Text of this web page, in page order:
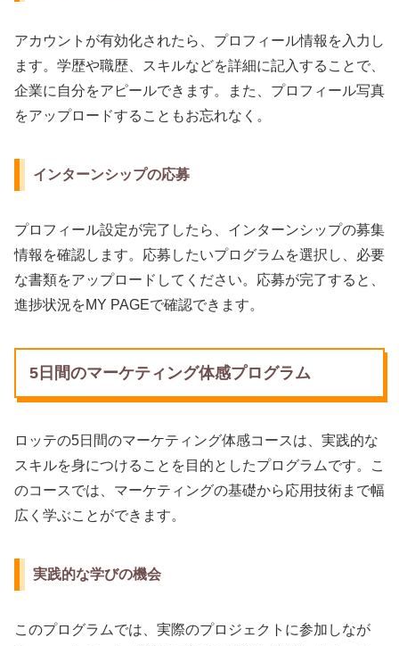
アカウントが有効化されたら、プロフィール情報を入力し
ます。学歴や職歴、スキルなどを詳細に記入することで、
企業に自分をアピールできます。また、プロフィール写真
をアップロードすることもお忘れなく。
インターンシップの応募
プロフィール設定が完了したら、インターンシップの募集
情報を確認します。応募したいプログラムを選択し、必要
な書類をアップロードしてください。応募が完了すると、
進捗状況をMY PAGEで確認できます。
5日間のマーケティング体感プログラム
ロッテの5日間のマーケティング体感コースは、実践的な
スキルを身につけることを目的としたプログラムです。こ
のコースでは、マーケティングの基礎から応用技術まで幅
広く学ぶことができます。
実践的な学びの機会
このプログラムでは、実際のプロジェクトに参加しなが